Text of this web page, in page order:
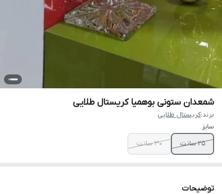
شمعدان ستونی بوهمیا کریستال طلایی
برند:کریستال طلایی
سایز
۲۵ سانت
۳۰ سانت
توضیحات